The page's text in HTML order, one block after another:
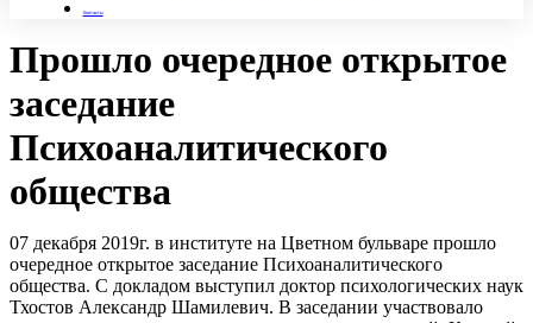
Контакты
Прошло очередное открытое
заседание
Психоаналитического
общества
07 декабря 2019г. в институте на Цветном бульваре прошло
очередное открытое заседание Психоаналитического
общества. С докладом выступил доктор психологических наук
Тхостов Александр Шамилевич. В заседании участвовало